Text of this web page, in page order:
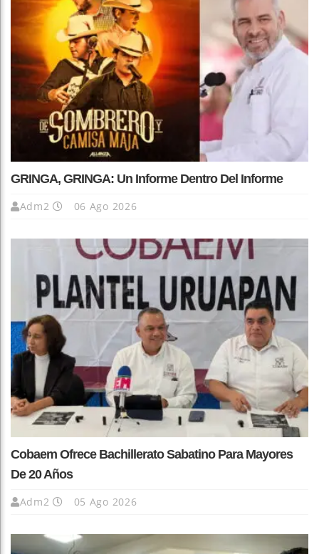
GRINGA, GRINGA: Un Informe Dentro Del Informe
Adm2 06 Ago 2026
Cobaem Ofrece Bachillerato Sabatino Para Mayores
De 20 Años
Adm2 05 Ago 2026